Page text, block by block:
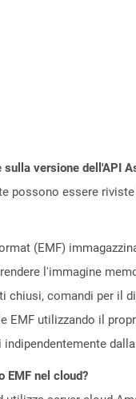
versione dell'API
possono essere
(EMF)
l'immagine
chiusi, comandi per il
EMF utilizzando il
EMF nel cloud?